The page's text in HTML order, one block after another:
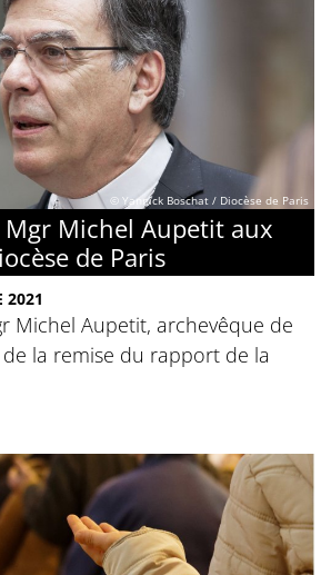
© Yannick Boschat / Diocèse de Paris
Mgr Michel Aupetit aux
de Paris
2021
Michel Aupetit, archevêque de
la remise du rapport de la